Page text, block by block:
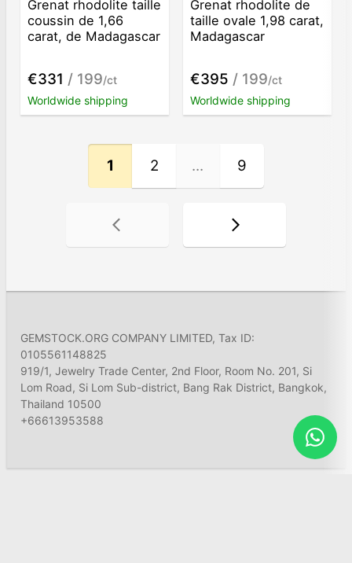
Grenat rhodolite taille
coussin de 1,66
carat, de Madagascar
€331 / 199/ct
Worldwide shipping
Grenat rhodolite de
taille ovale 1,98 carat,
Madagascar
€395 / 199/ct
Worldwide shipping
1 2 ... 9
GEMSTOCK.ORG COMPANY LIMITED, Tax ID:
0105561148825
919/1, Jewelry Trade Center, 2nd Floor, Room No. 201, Si
Lom Road, Si Lom Sub-district, Bang Rak District, Bangkok,
Thailand 10500
+66613953588